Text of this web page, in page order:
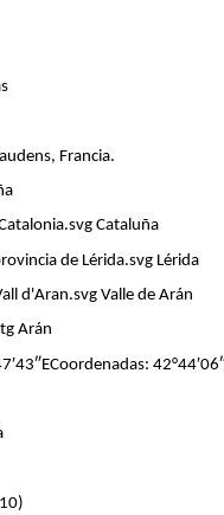
Francia.
Cataluña
de Lérida.svg Lérida
d'Aran.svg Valle de Arán
Arán